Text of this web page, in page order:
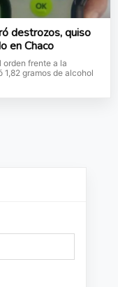
destrozos, quiso
en Chaco
orden frente a la
gramos de alcohol